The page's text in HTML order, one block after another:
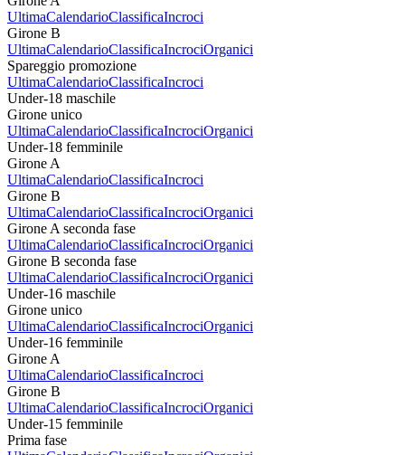
UltimaCalendarioClassificaIncroci
Girone B
UltimaCalendarioClassificaIncrociOrganici
Spareggio promozione
UltimaCalendarioClassificaIncroci
Under-18 maschile
Girone unico
UltimaCalendarioClassificaIncrociOrganici
Under-18 femminile
Girone A
UltimaCalendarioClassificaIncroci
Girone B
UltimaCalendarioClassificaIncrociOrganici
Girone A seconda fase
UltimaCalendarioClassificaIncrociOrganici
Girone B seconda fase
UltimaCalendarioClassificaIncrociOrganici
Under-16 maschile
Girone unico
UltimaCalendarioClassificaIncrociOrganici
Under-16 femminile
Girone A
UltimaCalendarioClassificaIncroci
Girone B
UltimaCalendarioClassificaIncrociOrganici
Under-15 femminile
Prima fase